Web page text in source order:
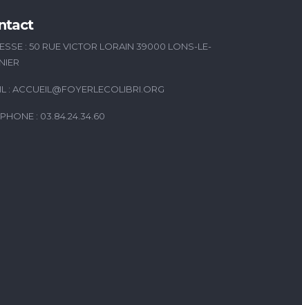
: 50 RUE VICTOR LORAIN 39000 LONS-LE-
: ACCUEIL@FOYERLECOLIBRI.ORG
: 03.84.24.34.60